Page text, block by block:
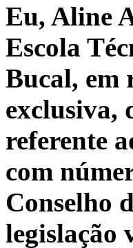
Eu, Aline
Escola
Bucal, em
exclusiva,
referente
com
Conselho
legislação